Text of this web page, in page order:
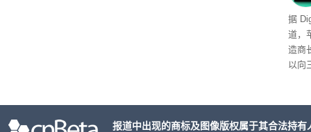
用
推出
单一
户处
头
据
道，
造商
以向
报道中出现的商标及图像版权属于其合法持